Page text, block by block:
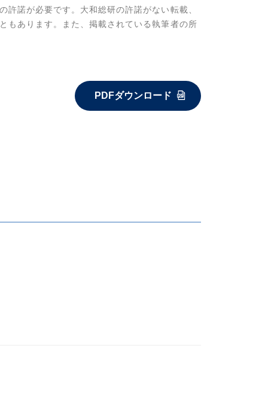
諾が必要です。大和総研の許諾がない転載、
もあります。また、掲載されている執筆者の所
PDFダウンロード